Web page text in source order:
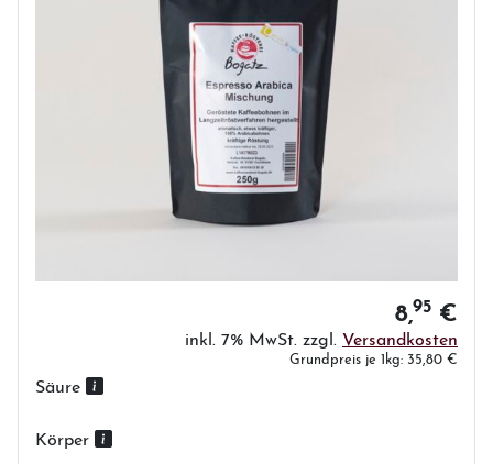
8,95 €
inkl. 7% MwSt. zzgl. Versandkosten
Grundpreis je 1kg: 35,80 €
Säure
Körper